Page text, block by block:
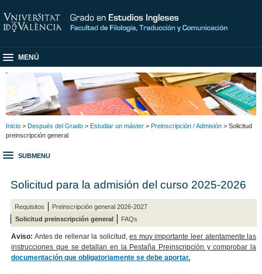
MENÚ
Inicio > Después del Grado > Estudiar un máster > Preinscripción / Admisión > Solicitud
preinscripción general
SUBMENU
Solicitud para la admisión del curso 2025-2026
Requisitos
Preinscripción general 2026-2027
Solicitud preinscripción general
FAQs
Aviso: Antes de rellenar la solicitud,es muy importante leer atentamente las
instrucciones que se detallan en la Pestaña Preinscripción y comprobar la
documentación que obligatoriamente se debe aportar.